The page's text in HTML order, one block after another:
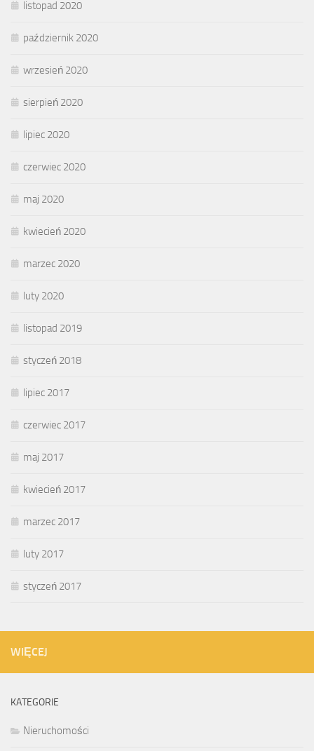
listopad 2020
październik 2020
wrzesień 2020
sierpień 2020
lipiec 2020
czerwiec 2020
maj 2020
kwiecień 2020
marzec 2020
luty 2020
listopad 2019
styczeń 2018
lipiec 2017
czerwiec 2017
maj 2017
kwiecień 2017
marzec 2017
luty 2017
styczeń 2017
WIĘCEJ
KATEGORIE
Nieruchomości